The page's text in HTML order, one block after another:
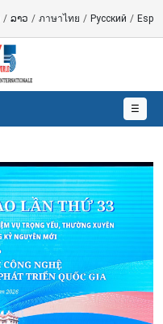
/ ລາວ / ภาษาไทย / Русский /
☰